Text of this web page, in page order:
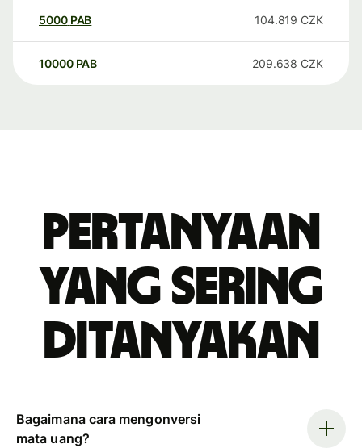
5000 PAB 104.819 CZK
10000 PAB 209.638 CZK
Pertanyaan
yang sering
ditanyakan
Bagaimana cara mengonversi
mata uang?